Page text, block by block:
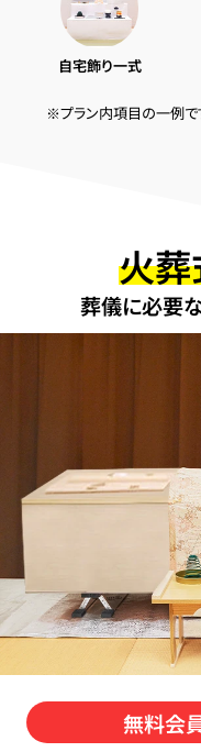
自宅飾り一式
※プラン内項目の一例で
火葬
葬儀に必要
無料会